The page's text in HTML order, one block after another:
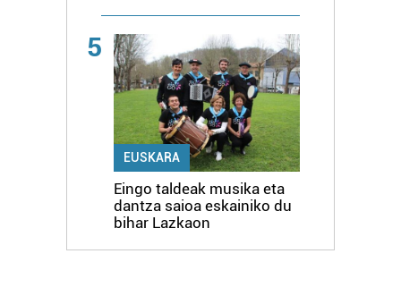
5
EUSKARA
Eingo taldeak musika eta
dantza saioa eskainiko du
bihar Lazkaon